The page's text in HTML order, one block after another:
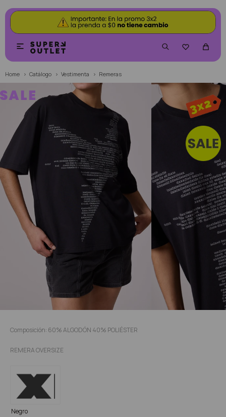


Home Catálogo Vestimenta Remeras
Composición: 60% ALGODÓN 40% POLIÉSTER
REMERA OVERSIZE
Negro